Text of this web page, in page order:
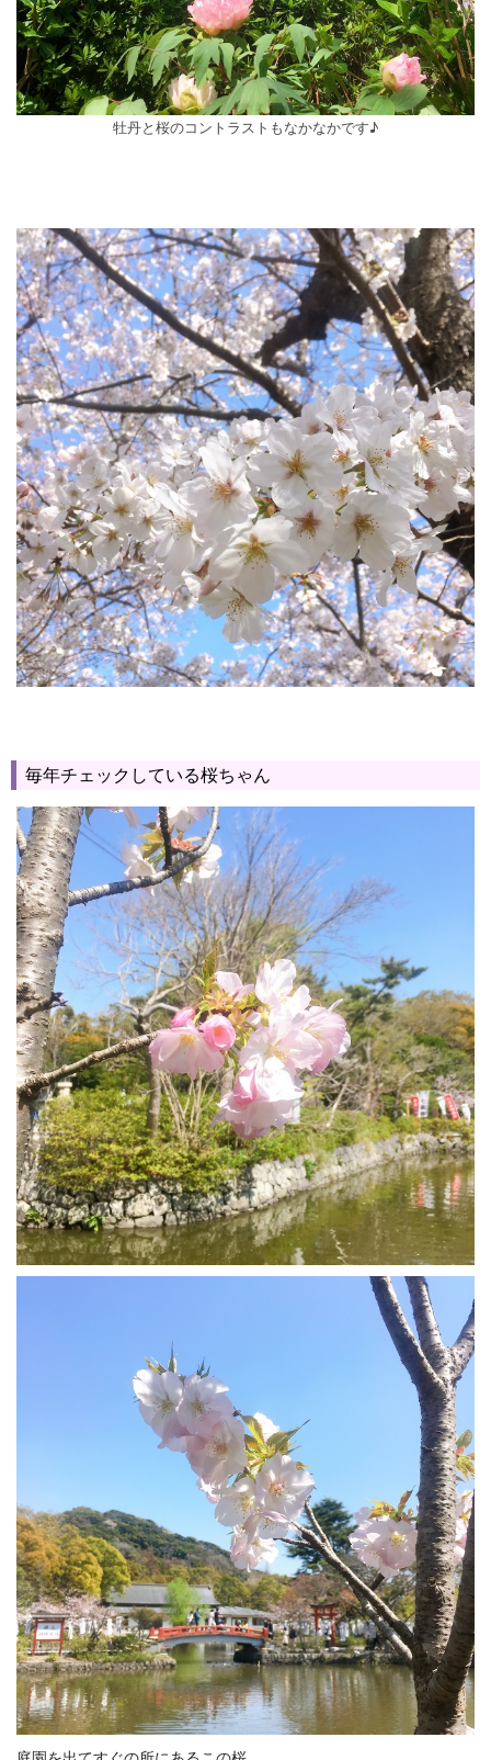
牡丹と桜のコントラストもなかなかです♪
毎年チェックしている桜ちゃん